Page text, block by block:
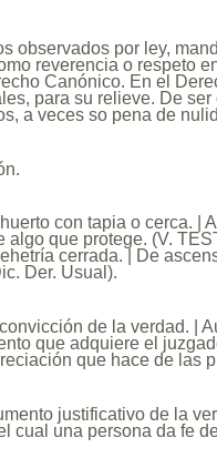
observados por ley,
reverencia o respeto
Canónico. En el
para su relieve. De
a veces so pena de
con tapia o cerca. |
algo que protege. (V.
cerrada. | De
Der. Usual).
de la verdad. |
que adquiere el
que hace de las
justificativo de la
cual una persona da fe